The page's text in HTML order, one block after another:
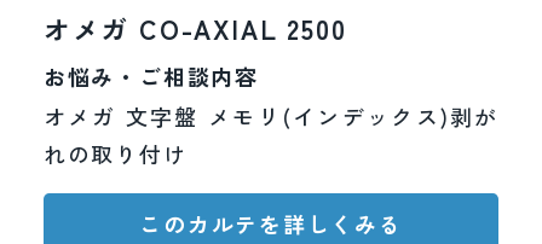
オメガ CO-AXIAL 2500
お悩み・ご相談内容
オメガ 文字盤 メモリ(インデックス)剥が
れの取り付け
このカルテを詳しくみる